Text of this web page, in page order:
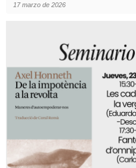
17 marzo de 2026